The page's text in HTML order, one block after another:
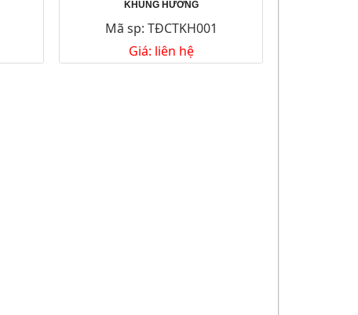
KHUNG HƯƠNG
Mã sp: TĐCTKH001
Giá: liên hệ